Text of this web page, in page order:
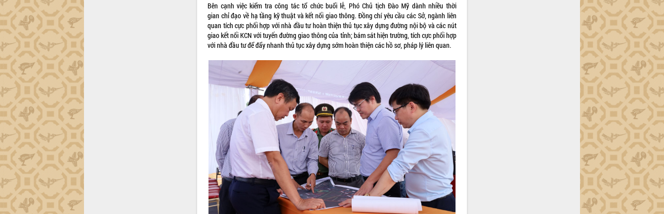
Bên cạnh việc kiểm tra công tác tổ chức buổi lễ, Phó Chủ tịch Đào Mỹ dành nhiều thời
gian chỉ đạo về hạ tầng kỹ thuật và kết nối giao thông. Đồng chí yêu cầu các Sở, ngành liên
quan tích cực phối hợp với nhà đầu tư hoàn thiện thủ tục xây dựng đường nội bộ và các nút
giao kết nối KCN với tuyến đường giao thông của tỉnh; bám sát hiện trường, tích cực phối hợp
với nhà đầu tư để đẩy nhanh thủ tục xây dựng sớm hoàn thiện các hồ sơ, pháp lý liên quan.